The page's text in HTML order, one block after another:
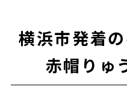
o
o
k
横浜市発着
赤帽りゅ